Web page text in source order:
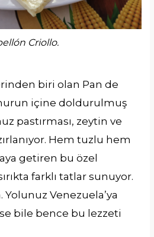
Criollo.
biri olan Pan de
içine doldurulmuş
pastırması, zeytin ve
Hem tuzlu hem
getiren bu özel
farklı tatlar sunuyor.
Venezuela’ya
bile bence bu lezzeti